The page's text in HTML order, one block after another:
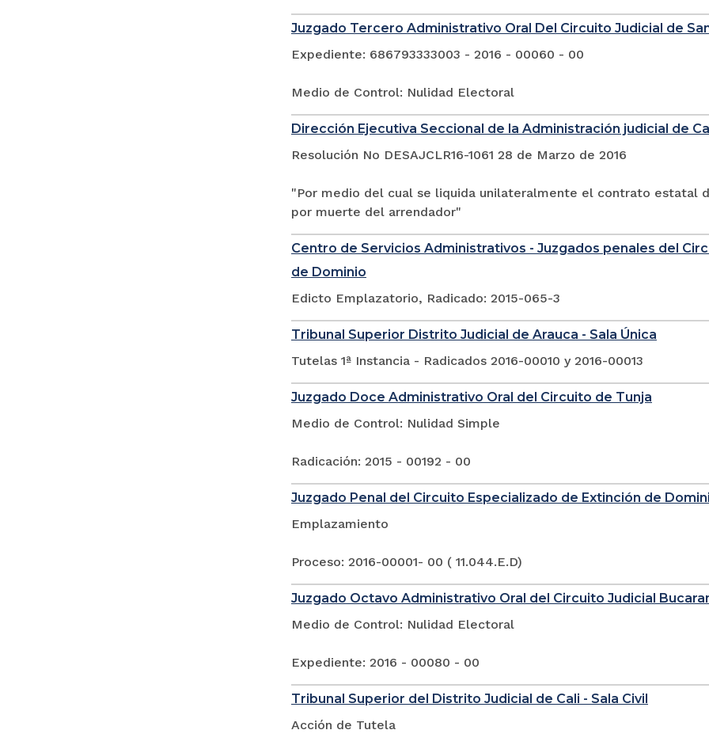
Juzgado Tercero Administrativo Oral Del Circuito Judicial de
Expediente: 686793333003 - 2016 - 00060 - 00
Medio de Control: Nulidad Electoral
Dirección Ejecutiva Seccional de la Administración judicial de
Resolución No DESAJCLR16-1061 28 de Marzo de 2016
"Por medio del cual se liquida unilateralmente el contrato estatal
por muerte del arrendador"
Centro de Servicios Administrativos - Juzgados penales del
de Dominio
Edicto Emplazatorio, Radicado: 2015-065-3
Tribunal Superior Distrito Judicial de Arauca - Sala Única
Tutelas 1ª Instancia - Radicados 2016-00010 y 2016-00013
Juzgado Doce Administrativo Oral del Circuito de Tunja
Medio de Control: Nulidad Simple
Radicación: 2015 - 00192 - 00
Juzgado Penal del Circuito Especializado de Extinción de
Emplazamiento
Proceso: 2016-00001- 00 ( 11.044.E.D)
Juzgado Octavo Administrativo Oral del Circuito Judicial
Medio de Control: Nulidad Electoral
Expediente: 2016 - 00080 - 00
Tribunal Superior del Distrito Judicial de Cali - Sala Civil
Acción de Tutela